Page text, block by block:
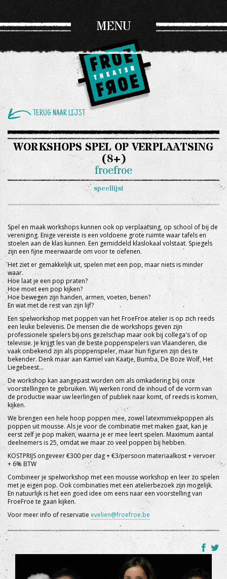
MENU
TERUG NAAR LIJST
WORKSHOPS SPEL OP VERPLAATSING
(8+)
froefroe
speellijst
Spel en maak workshops kunnen ook op verplaatsing, op school of bij de
vereniging. Enige vereiste is een voldoene grote ruimte waar tafels en
stoelen aan de klas kunnen. Een gemiddeld klaslokaal volstaat. Spiegels
zijn een fijne meerwaarde om voor te oefenen.
Het ziet er gemakkelijk uit, spelen met een pop, maar niets is minder
waar.
Hoe laat je een pop praten?
Hoe moet een pop kijken?
Hoe bewegen zijn handen, armen, voeten, benen?
En wat met de rest van zijn lijf?
Een spelworkshop met poppen van het FroeFroe atelier is op zich reeds
een leuke belevenis. De mensen die de workshops geven zijn
professionele spelers bij ons gezelschap maar ook bij collega's of op
televisie. Je krijgt les van de beste poppenspelers van Vlaanderen, die
vaak onbekend zijn als poppenspeler, maar hun figuren zijn des te
bekender. Denk maar aan Kamiel van Kaatje, Bumba, De Boze Wolf, Het
Liegebeest...
De workshop kan aangepast worden om als omkadering bij onze
voorstellingen te gebruiken. Wij werken rond de inhoud of de vorm van
de productie waar uw leerlingen of publiek naar komt, of reeds is komen,
kijken.
We brengen een hele hoop poppen mee, zowel latexmimiekpoppen als
poppen uit mousse. Als je voor de combinatie met maken gaat, kan je
eerst zelf je pop maken, waarna je er mee leert spelen. Maximum aantal
deelnemers is 25, omdat we maar zo veel poppen bij hebben.
KOSTPRIJS ongeveer €300 per dag + €3/persoon materiaalkost + vervoer
+ 6% BTW
Combineer je spelworkshop met een mousse workshop en leer zo spelen
met je eigen pop. Ook combinaties met een atelierbezoek zijn mogelijk.
En natuurlijk is het een goed idee om eens naar een voorstelling van
FroeFroe te gaan kijken.
Voor meer info of reservatie evelien@froefroe.be